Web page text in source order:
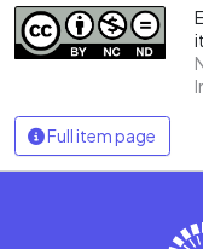
Full item page